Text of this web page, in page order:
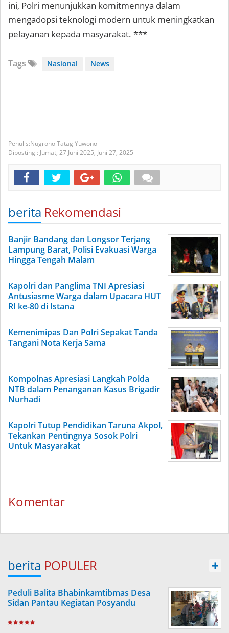
ini, Polri menunjukkan komitmennya dalam
mengadopsi teknologi modern untuk meningkatkan
pelayanan kepada masyarakat. ***
Tags Nasional News
Nugroho Tatag Yuwono
Diposting : Jumat, 27 Juni 2025, Juni 27, 2025
berita Rekomendasi
Banjir Bandang dan Longsor Terjang
Lampung Barat, Polisi Evakuasi Warga
Hingga Tengah Malam
Kapolri dan Panglima TNI Apresiasi
Antusiasme Warga dalam Upacara HUT
RI ke-80 di Istana
Kemenimipas Dan Polri Sepakat Tanda
Tangani Nota Kerja Sama
Kompolnas Apresiasi Langkah Polda
NTB dalam Penanganan Kasus Brigadir
Nurhadi
Kapolri Tutup Pendidikan Taruna Akpol,
Tekankan Pentingnya Sosok Polri
Untuk Masyarakat
Komentar
berita POPULER +
Peduli Balita Bhabinkamtibmas Desa
Sidan Pantau Kegiatan Posyandu